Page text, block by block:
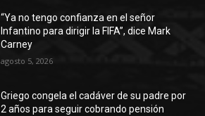
“Ya no tengo confianza en el señor
Infantino para dirigir la FIFA”, dice Mark
Carney
agosto 5, 2026
Griego congela el cadáver de su padre por
2 años para seguir cobrando pensión